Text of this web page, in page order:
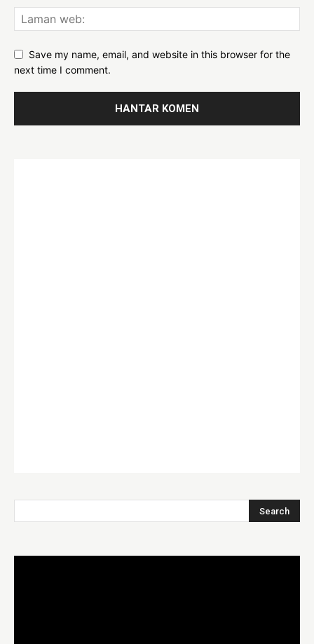
Save my name, email, and website in this browser for the
next time I comment.